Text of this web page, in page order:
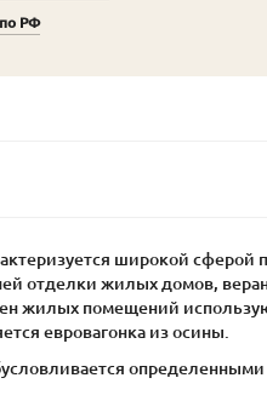
РФ
широкой
отделки жилых домов,
жилых помещений
евровагонка из осины.